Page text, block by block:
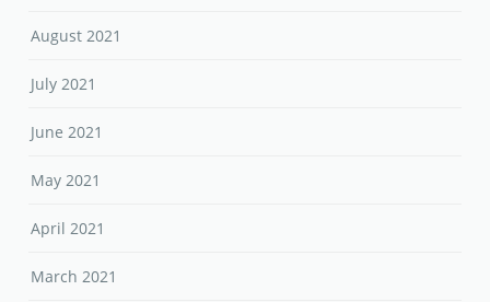
August 2021
July 2021
June 2021
May 2021
April 2021
March 2021